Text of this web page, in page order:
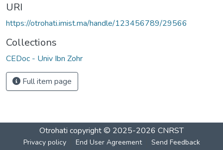
URI
https://otrohati.imist.ma/handle/123456789/29566
Collections
CEDoc - Univ Ibn Zohr
Full item page
Otrohati copyright © 2025-2026 CNRST
Privacy policy End User Agreement Send Feedback